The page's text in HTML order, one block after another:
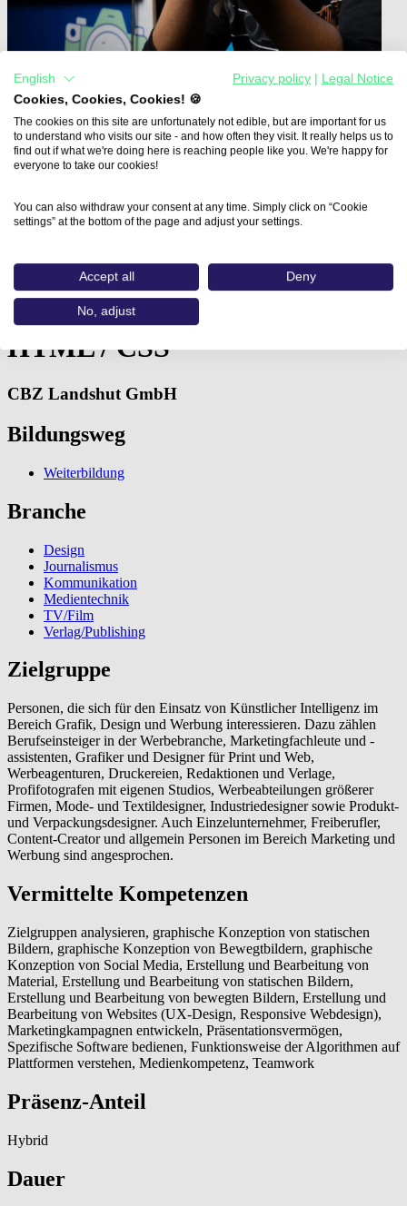
Home
Aus- und Weiterbildungen
Mediendesigner:in mit Adobe
CC - Creative Cloud und
HTML / CSS
CBZ Landshut GmbH
Bildungsweg
Weiterbildung
Branche
Design
Journalismus
Kommunikation
Medientechnik
TV/Film
Verlag/Publishing
Zielgruppe
Personen, die sich für den Einsatz von Künstlicher Intelligenz im
Bereich Grafik, Design und Werbung interessieren. Dazu zählen
Berufseinsteiger in der Werbebranche, Marketingfachleute und -
assistenten, Grafiker und Designer für Print und Web,
Werbeagenturen, Druckereien, Redaktionen und Verlage,
Profifotografen mit eigenen Studios, Werbeabteilungen größerer
Firmen, Mode- und Textildesigner, Industriedesigner sowie Produkt-
und Verpackungsdesigner. Auch Einzelunternehmer, Freiberufler,
Content-Creator und allgemein Personen im Bereich Marketing und
Werbung sind angesprochen.
Vermittelte Kompetenzen
Zielgruppen analysieren, graphische Konzeption von statischen
Bildern, graphische Konzeption von Bewegtbildern, graphische
Konzeption von Social Media, Erstellung und Bearbeitung von
Material, Erstellung und Bearbeitung von statischen Bildern,
Erstellung und Bearbeitung von bewegten Bildern, Erstellung und
Bearbeitung von Websites (UX-Design, Responsive Webdesign),
Marketingkampagnen entwickeln, Präsentationsvermögen,
Spezifische Software bedienen, Funktionsweise der Algorithmen auf
Plattformen verstehen, Medienkompetenz, Teamwork
Präsenz-Anteil
Hybrid
Dauer
English Privacy policy
Legal Notice
Cookies, Cookies, Cookies! 🍪
The cookies on this site are unfortunately not edible, but are important for us
to understand who visits our site - and how often they visit. It really helps us to
find out if what we're doing here is reaching people like you. We're happy for
everyone to take our cookies!
You can also withdraw your consent at any time. Simply click on “Cookie
settings” at the bottom of the page and adjust your settings.
Accept all Deny
No, adjust